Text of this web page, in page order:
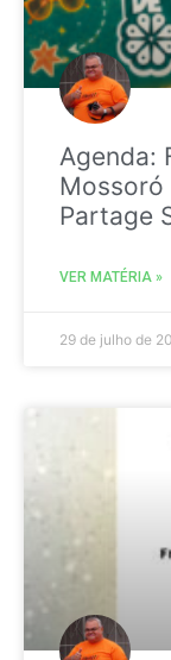
Agenda:
Mossoró
Partage
VER MATÉRIA »
29 de julho de